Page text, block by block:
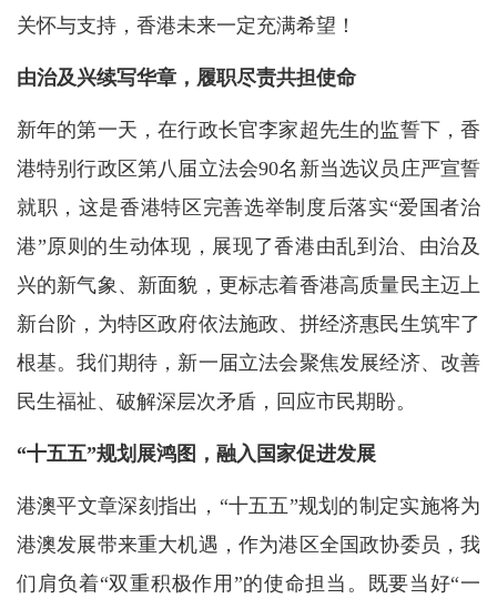
关怀与支持，香港未来一定充满希望！
由治及兴续写华章，履职尽责共担使命
新年的第一天，在行政长官李家超先生的监誓下，香
港特别行政区第八届立法会90名新当选议员庄严宣誓
就职，这是香港特区完善选举制度后落实“爱国者治
港”原则的生动体现，展现了香港由乱到治、由治及
兴的新气象、新面貌，更标志着香港高质量民主迈上
新台阶，为特区政府依法施政、拼经济惠民生筑牢了
根基。我们期待，新一届立法会聚焦发展经济、改善
民生福祉、破解深层次矛盾，回应市民期盼。
“十五五”规划展鸿图，融入国家促进发展
港澳平文章深刻指出，“十五五”规划的制定实施将为
港澳发展带来重大机遇，作为港区全国政协委员，我
们肩负着“双重积极作用”的使命担当。既要当好“一